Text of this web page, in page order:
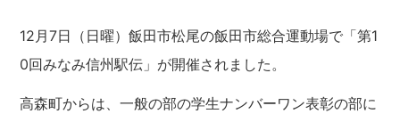
12月7日（日曜）飯田市松尾の飯田市総合運動場で「第1
0回みなみ信州駅伝」が開催されました。
高森町からは、一般の部の学生ナンバーワン表彰の部に